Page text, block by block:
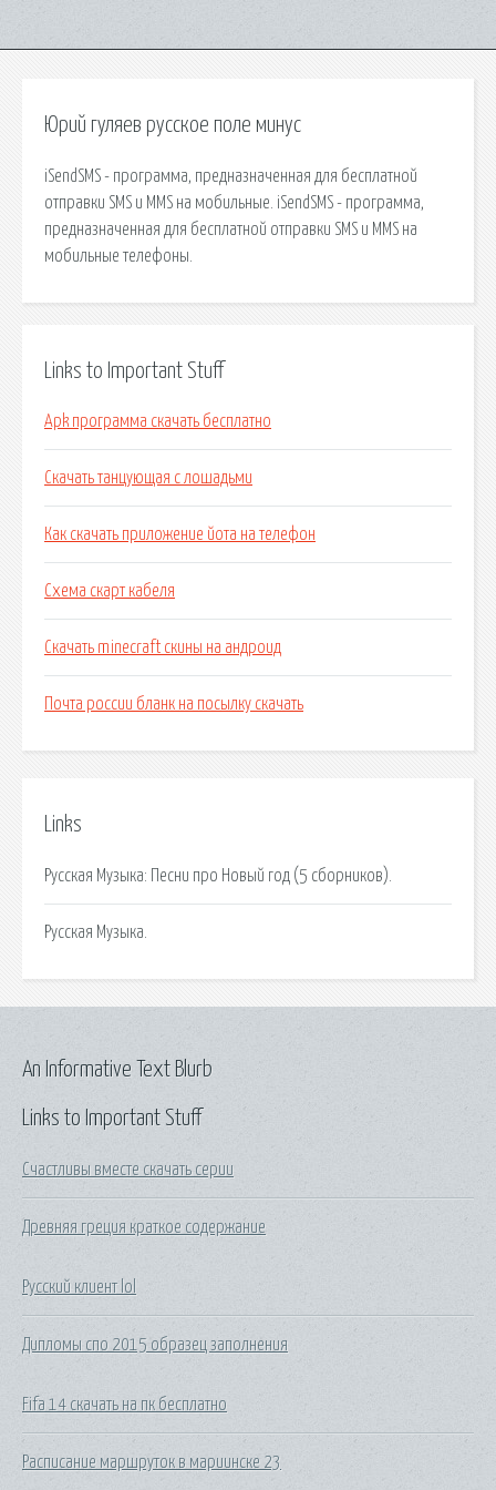
Юрий гуляев русское поле минус
iSendSMS - программа, предназначенная для бесплатной
отправки SMS и MMS на мобильные. iSendSMS - программа,
предназначенная для бесплатной отправки SMS и MMS на
мобильные телефоны.
Links to Important Stuff
Apk программа скачать бесплатно
Скачать танцующая с лошадьми
Как скачать приложение йота на телефон
Схема скарт кабеля
Скачать minecraft скины на андроид
Почта россии бланк на посылку скачать
Links
Русская Музыка: Песни про Новый год (5 сборников).
Русская Музыка.
Links to Important Stuff
Счастливы вместе скачать серии
Древняя греция краткое содержание
Русский клиент lol
Дипломы спо 2015 образец заполнения
Fifa 14 скачать на пк бесплатно
Расписание маршруток в мариинске 23
An Informative Text Blurb